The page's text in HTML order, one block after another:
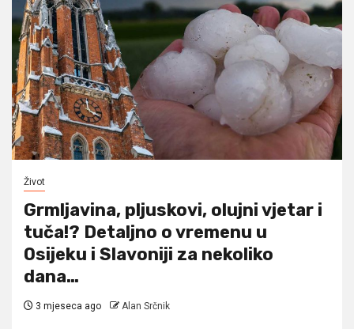
Život
Grmljavina, pljuskovi, olujni vjetar i
tuča!? Detaljno o vremenu u
Osijeku i Slavoniji za nekoliko
dana…
3 mjeseca ago Alan Srčnik